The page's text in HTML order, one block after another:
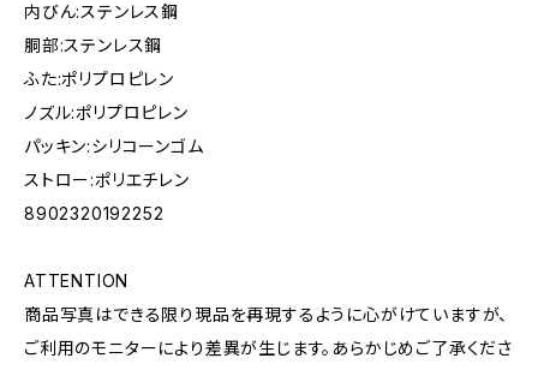
内びん:ステンレス鋼
胴部:ステンレス鋼
ふた:ポリプロピレン
ノズル:ポリプロピレン
パッキン:シリコーンゴム
ストロー:ポリエチレン
8902320192252
ATTENTION
商品写真はできる限り現品を再現するように心がけていますが、
ご利用のモニターにより差異が生じます。あらかじめご了承くださ